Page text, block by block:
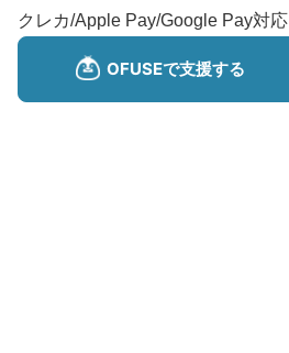
クレカ/Apple Pay/Google Pay対応